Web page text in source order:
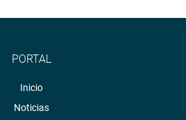
PORTAL
Inicio
Noticias